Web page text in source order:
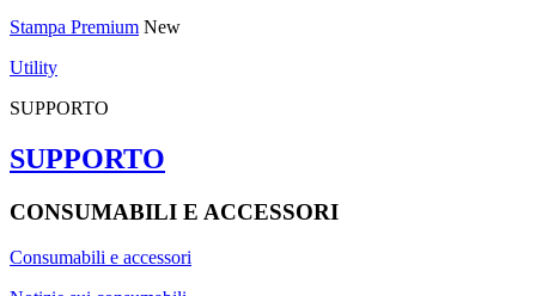
Stampa Premium New
Utility
SUPPORTO
SUPPORTO
CONSUMABILI E ACCESSORI
Consumabili e accessori